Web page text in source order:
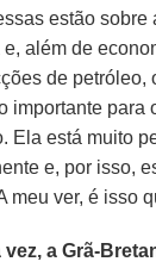
estão sobre
além de
de petróleo,
importante para
Ela está muito
e, por isso,
meu ver, é isso
vez, a Grã-